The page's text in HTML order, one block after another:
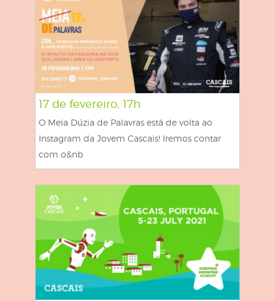
17 de fevereiro, 17h
O Meia Dúzia de Palavras está de volta ao
Instagram da Jovem Cascais! Iremos contar
com o&nb